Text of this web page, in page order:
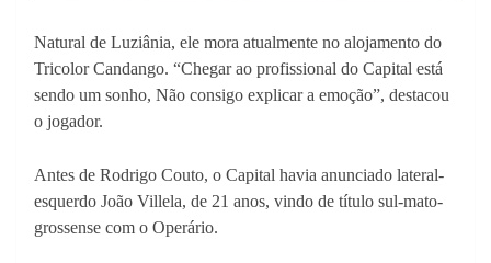
Natural de Luziânia, ele mora atualmente no alojamento do
Tricolor Candango. “Chegar ao profissional do Capital está
sendo um sonho, Não consigo explicar a emoção”, destacou
o jogador.
Antes de Rodrigo Couto, o Capital havia anunciado lateral-
esquerdo João Villela, de 21 anos, vindo de título sul-mato-
grossense com o Operário.